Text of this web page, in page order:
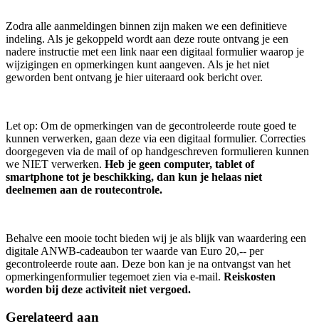
Zodra alle aanmeldingen binnen zijn maken we een definitieve
indeling. Als je gekoppeld wordt aan deze route ontvang je een
nadere instructie met een link naar een digitaal formulier waarop je
wijzigingen en opmerkingen kunt aangeven. Als je het niet
geworden bent ontvang je hier uiteraard ook bericht over.
Let op: Om de opmerkingen van de gecontroleerde route goed te
kunnen verwerken, gaan deze via een digitaal formulier. Correcties
doorgegeven via de mail of op handgeschreven formulieren kunnen
we NIET verwerken. Heb je geen computer, tablet of
smartphone tot je beschikking, dan kun je helaas niet
deelnemen aan de routecontrole.
Behalve een mooie tocht bieden wij je als blijk van waardering een
digitale ANWB-cadeaubon ter waarde van Euro 20,-- per
gecontroleerde route aan. Deze bon kan je na ontvangst van het
opmerkingenformulier tegemoet zien via e-mail. Reiskosten
worden bij deze activiteit niet vergoed.
Gerelateerd aan